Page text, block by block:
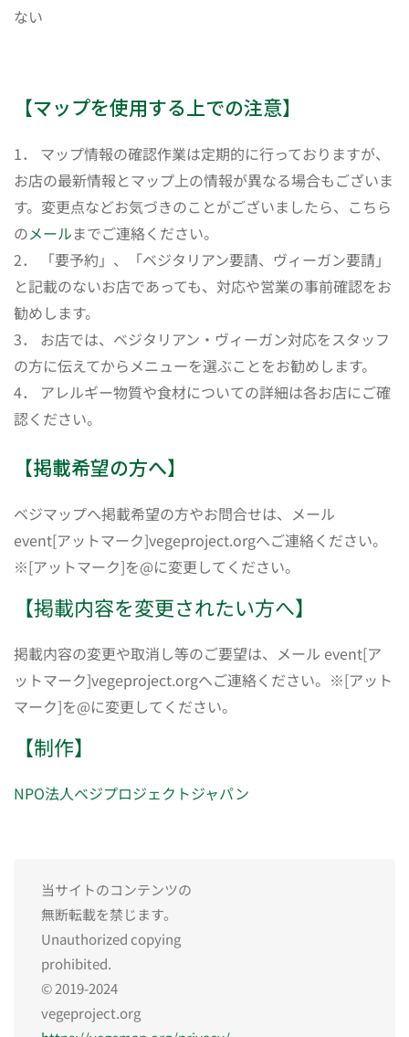
ない
【マップを使用する上での注意】
1． マップ情報の確認作業は定期的に行っておりますが、
お店の最新情報とマップ上の情報が異なる場合もございま
す。変更点などお気づきのことがございましたら、こちら
のメールまでご連絡ください。
2． 「要予約」、「ベジタリアン要請、ヴィーガン要請」
と記載のないお店であっても、対応や営業の事前確認をお
勧めします。
3． お店では、ベジタリアン・ヴィーガン対応をスタッフ
の方に伝えてからメニューを選ぶことをお勧めします。
4． アレルギー物質や食材についての詳細は各お店にご確
認ください。
【掲載希望の方へ】
ベジマップへ掲載希望の方やお問合せは、メール
event[アットマーク]vegeproject.orgへご連絡ください。
※[アットマーク]を@に変更してください。
【掲載内容を変更されたい方へ】
掲載内容の変更や取消し等のご要望は、メール event[ア
ットマーク]vegeproject.orgへご連絡ください。※[アット
マーク]を@に変更してください。
【制作】
NPO法人ベジプロジェクトジャパン
当サイトのコンテンツの
無断転載を禁じます。
Unauthorized copying
prohibited.
© 2019-2024
vegeproject.org